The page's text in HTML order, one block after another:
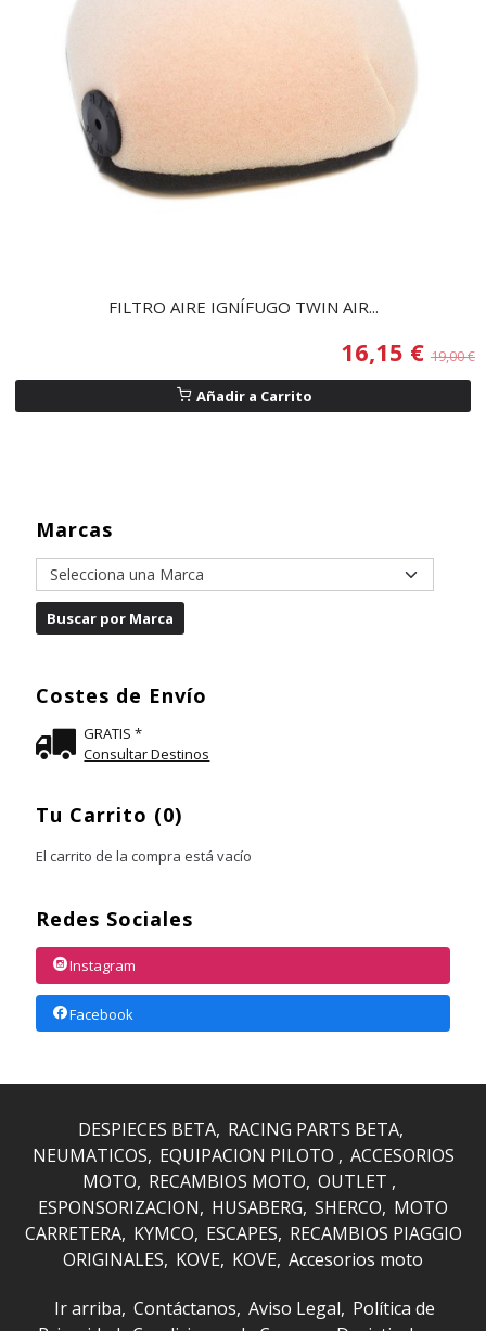
Marcas
Costes de Envío
GRATIS *
Consultar Destinos
Tu Carrito (0)
El carrito de la compra está vacío
Redes Sociales
Instagram
Facebook
FILTRO AIRE IGNÍFUGO TWIN AIR...
16,15 € 19,00 €
Añadir a Carrito
DESPIECES BETA RACING PARTS BETA
NEUMATICOS EQUIPACION PILOTO
ACCESORIOS
MOTO RECAMBIOS MOTO OUTLET
ESPONSORIZACION
HUSABERG SHERCO MOTO
CARRETERA KYMCO ESCAPES RECAMBIOS PIAGGIO
ORIGINALES KOVE KOVE Accesorios moto
Ir arriba Contáctanos Aviso Legal Política de